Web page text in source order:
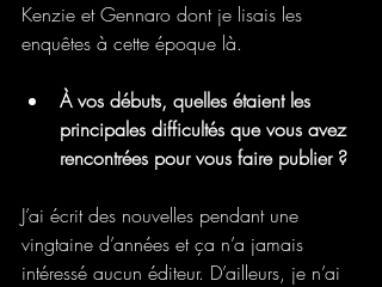
Kenzie et Gennaro dont je lisais les
enquêtes à cette époque là.
À vos débuts, quelles étaient les
principales difficultés que vous avez
rencontrées pour vous faire publier ?
J’ai écrit des nouvelles pendant une
vingtaine d’années et ça n’a jamais
intéressé aucun éditeur. D’ailleurs, je n’ai